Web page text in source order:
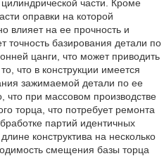
части. Кроме
оправки на которой
влияет на ее прочность и
точность базирования детали по
цанги, что может приводить
что в конструкции имеется
зажимаемой детали по ее
что при массовом производстве
торца, что потребует ремонта
партий идентичных
конструктива на несколько
смещения базы торца